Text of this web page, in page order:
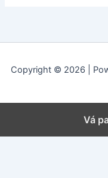
Copyright © 2026 |
Vá